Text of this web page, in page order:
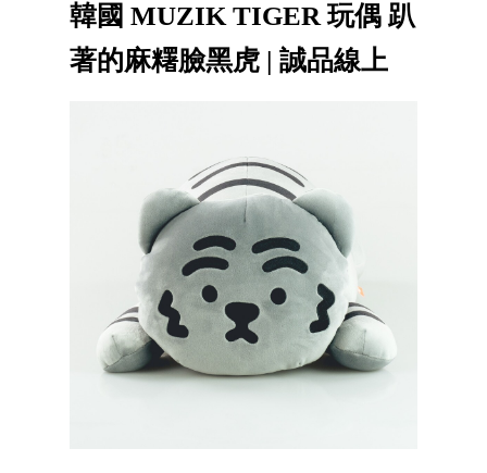
韓國 MUZIK TIGER 玩偶 趴
著的麻糬臉黑虎 | 誠品線上